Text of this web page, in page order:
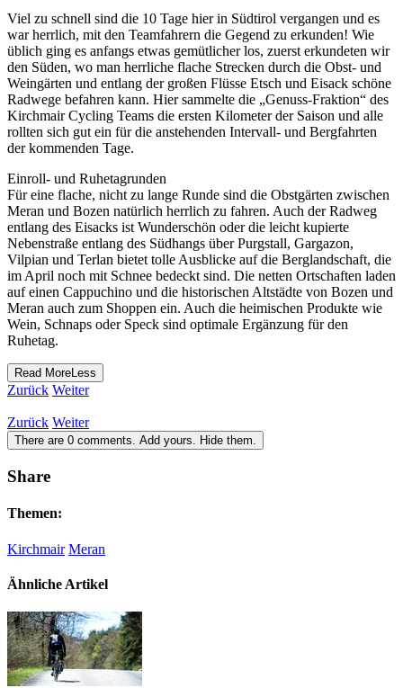
Viel zu schnell sind die 10 Tage hier in Südtirol vergangen und es
war herrlich, mit den Teamfahrern die Gegend zu erkunden! Wie
üblich ging es anfangs etwas gemütlicher los, zuerst erkundeten wir
den Süden, wo man herrliche flache Strecken durch die Obst- und
Weingärten und entlang der großen Flüsse Etsch und Eisack schöne
Radwege befahren kann. Hier sammelte die „Genuss-Fraktion“ des
Kirchmair Cycling Teams die ersten Kilometer der Saison und alle
rollten sich gut ein für die anstehenden Intervall- und Bergfahrten
der kommenden Tage.
Einroll- und Ruhetagrunden
Für eine flache, nicht zu lange Runde sind die Obstgärten zwischen
Meran und Bozen natürlich herrlich zu fahren. Auch der Radweg
entlang des Eisacks ist Wunderschön oder die leicht kupierte
Nebenstraße entlang des Südhangs über Purgstall, Gargazon,
Vilpian und Terlan bietet tolle Ausblicke auf die Berglandschaft, die
im April noch mit Schnee bedeckt sind. Die netten Ortschaften laden
auf einen Cappuchino und die historischen Altstädte von Bozen und
Meran auch zum Shoppen ein. Auch die heimischen Produkte wie
Wein, Schnaps oder Speck sind optimale Ergänzung für den
Ruhetag.
Read MoreLess
Zurück Weiter
Zurück Weiter
There are 0 comments. Add yours. Hide them.
Share
Themen:
Kirchmair Meran
Ähnliche Artikel